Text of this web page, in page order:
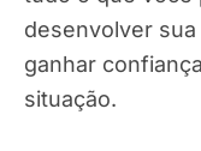
desenvolver
ganhar
situação.